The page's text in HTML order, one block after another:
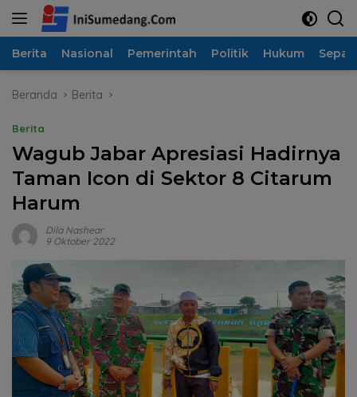
Langsung
Berita Nasional Pemerintah Politik Hukum
Beranda Berita
Berita
Wagub Jabar Apresiasi Hadirnya
Taman Icon di Sektor 8 Citarum
Harum
Dila Nashear
9 Oktober 2022